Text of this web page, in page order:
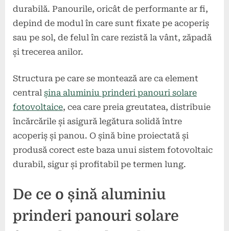
durabilă. Panourile, oricât de performante ar fi,
depind de modul în care sunt fixate pe acoperiș
sau pe sol, de felul în care rezistă la vânt, zăpadă
și trecerea anilor.
Structura pe care se montează are ca element
central șina aluminiu prinderi panouri solare
fotovoltaice, cea care preia greutatea, distribuie
încărcările și asigură legătura solidă între
acoperiș și panou. O șină bine proiectată și
produsă corect este baza unui sistem fotovoltaic
durabil, sigur și profitabil pe termen lung.
De ce o șină aluminiu
prinderi panouri solare